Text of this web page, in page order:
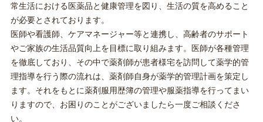
常生活における医薬品と健康管理を図り、生活の質を高めること
が必要とされております。
医師や看護師、ケアマネージャー等と連携し、高齢者のサポート
やご家族の生活品質向上を目標に取り組みます。医師が各種管理
を徹底しており、その中で薬剤師が患者様宅を訪問して薬学的管
理指導を行う際の流れは、薬剤師自身が薬学的管理計画を策定し
ます。それをもとに薬剤服用歴簿の管理や服薬指導を行ってまい
りますので、お困りのことがございましたら一度ご相談くださ
い。